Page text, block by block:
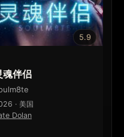
5.9
魂伴侣
· 美国
Dolan